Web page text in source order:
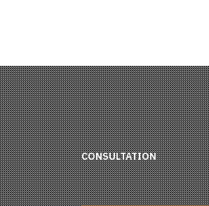
CONSULTATION